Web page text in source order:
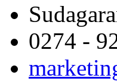
0274 -